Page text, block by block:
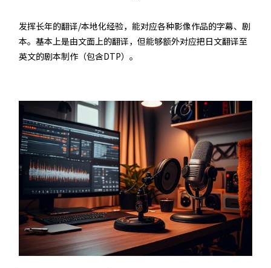
发挥长年的翻译/本地化经验，能对应各种影像作品的字幕、剧
本。基本上是由文面上的翻译，但能够额外对应把日文翻译至
英文的剧本制作（包含DTP）。